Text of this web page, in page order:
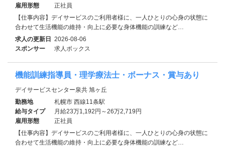
雇用形態
正社員
【仕事内容】デイサービスのご利用者様に、一人ひとりの心身の状態に
合わせて生活機能の維持・向上に必要な身体機能の訓練など…
求人の更新日 2026-08-06
スポンサー
求人ボックス
機能訓練指導員・理学療法士・ボーナス・賞与あり
デイサービスセンター泉共 旭ヶ丘
勤務地
札幌市 西線11条駅
給与タイプ
月給23万1,192円～26万2,719円
雇用形態
正社員
【仕事内容】デイサービスのご利用者様に、一人ひとりの心身の状態に
合わせて生活機能の維持・向上に必要な身体機能の訓練など…